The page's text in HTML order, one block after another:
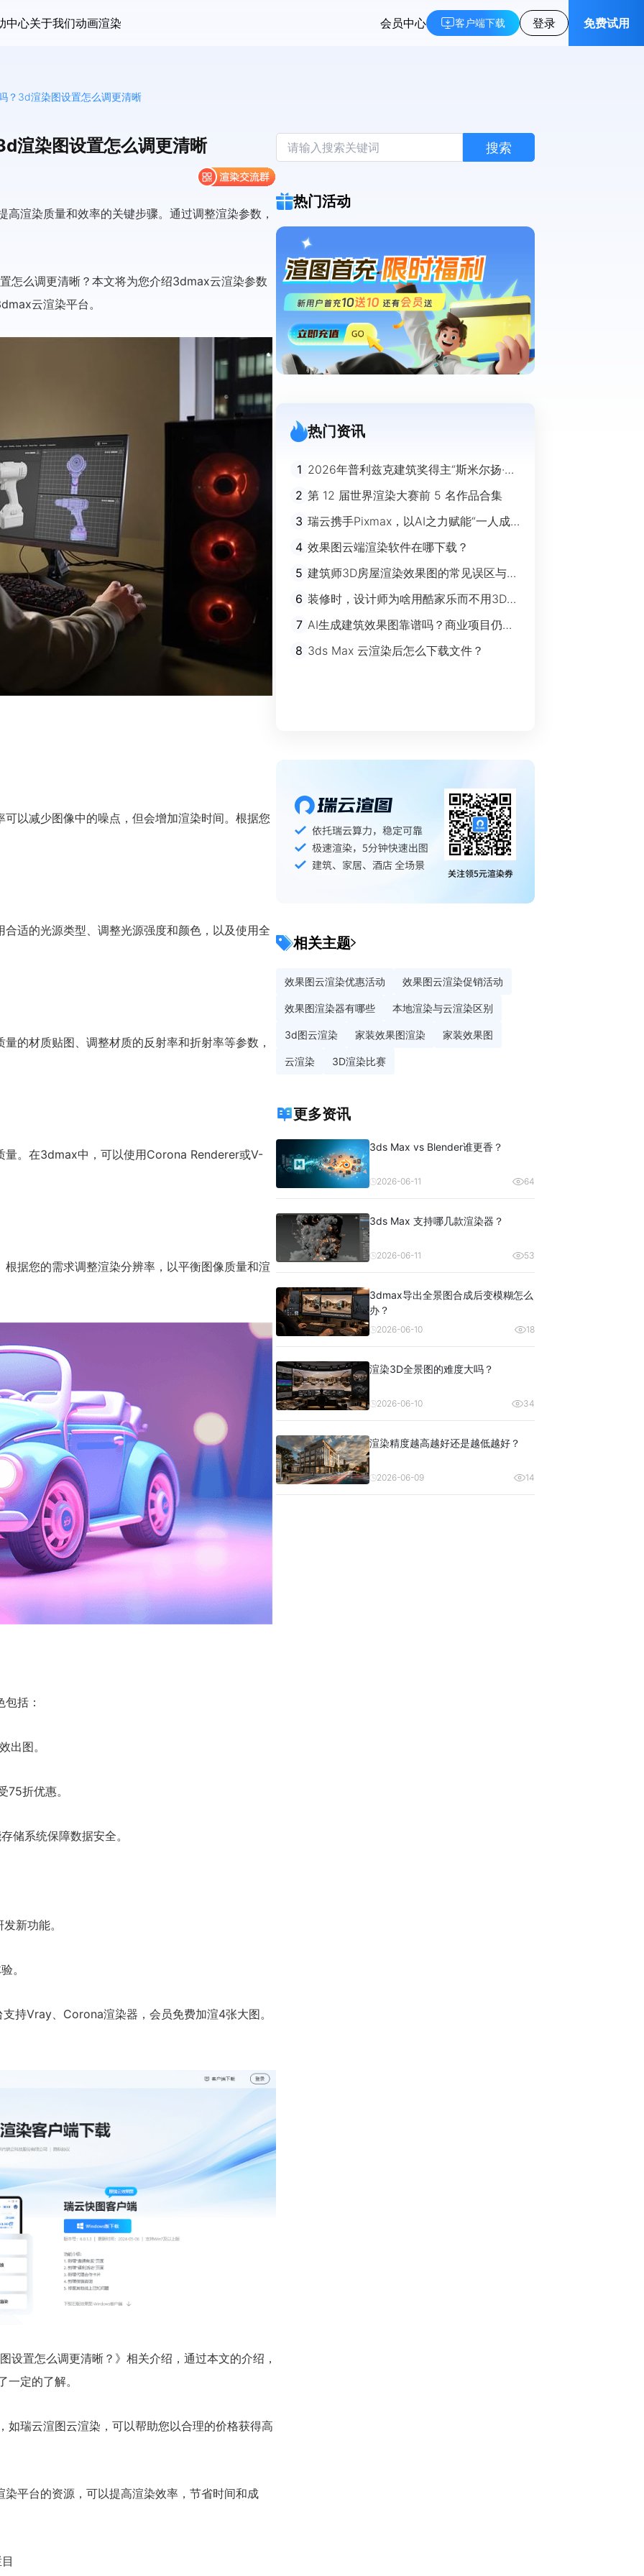
中心关于我们动画渲染 会员中心 客户端下载 登录 免费试用
？3d渲染图设置怎么调更清晰
渲染图设置怎么调更清晰
渲染质量和效率的关键步骤。通过调整渲染参数，
怎么调更清晰？本文将为您介绍3dmax云渲染参数
云渲染平台。
以减少图像中的噪点，但会增加渲染时间。根据您
适的光源类型、调整光源强度和颜色，以及使用全
的材质贴图、调整材质的反射率和折射率等参数，
量。在3dmax中，可以使用Corona Renderer或V-
据您的需求调整渲染分辨率，以平衡图像质量和渲
括：
出图。
折优惠。
储系统保障数据安全。
新功能。
。
持Vray、Corona渲染器，会员免费加渲4张大图。
置怎么调更清晰？》相关介绍，通过本文的介绍，
定的了解。
瑞云渲图云渲染，可以帮助您以合理的价格获得高
平台的资源，可以提高渲染效率，节省时间和成
搜索
热门活动
热门资讯
1 2026年普利兹克建筑奖得主“斯米尔扬·拉
迪奇”经典作品欣赏
2 第 12 届世界渲染大赛前 5 名作品合集
3 瑞云携手Pixmax，以AI之力赋能“一人成
4 效果图云端渲染软件在哪下载？
5 建筑师3D房屋渲染效果图的常见误区与规
避指南
6 装修时，设计师为啥用酷家乐而不用3Ds
max？
7 AI生成建筑效果图靠谱吗？商业项目仍离
不开传统渲染
8 3ds Max 云渲染后怎么下载文件？
相关主题
效果图云渲染优惠活动 效果图云渲染促销活动
效果图渲染器有哪些 本地渲染与云渲染区别
3d图云渲染 家装效果图渲染 家装效果图
云渲染 3D渲染比赛
更多资讯
3ds Max vs Blender谁更香？
2026-06-11 64
3ds Max 支持哪几款渲染器？
2026-06-11 53
3dmax导出全景图合成后变模糊怎么
办？
2026-06-10 18
渲染3D全景图的难度大吗？
2026-06-10 34
渲染精度越高越好还是越低越好？
2026-06-09 14